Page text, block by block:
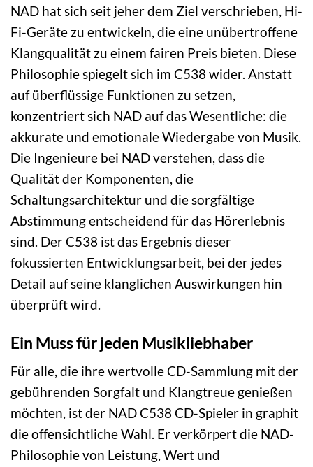
NAD hat sich seit jeher dem Ziel verschrieben, Hi-
Fi-Geräte zu entwickeln, die eine unübertroffene
Klangqualität zu einem fairen Preis bieten. Diese
Philosophie spiegelt sich im C538 wider. Anstatt
auf überflüssige Funktionen zu setzen,
konzentriert sich NAD auf das Wesentliche: die
akkurate und emotionale Wiedergabe von Musik.
Die Ingenieure bei NAD verstehen, dass die
Qualität der Komponenten, die
Schaltungsarchitektur und die sorgfältige
Abstimmung entscheidend für das Hörerlebnis
sind. Der C538 ist das Ergebnis dieser
fokussierten Entwicklungsarbeit, bei der jedes
Detail auf seine klanglichen Auswirkungen hin
überprüft wird.
Ein Muss für jeden Musikliebhaber
Für alle, die ihre wertvolle CD-Sammlung mit der
gebührenden Sorgfalt und Klangtreue genießen
möchten, ist der NAD C538 CD-Spieler in graphit
die offensichtliche Wahl. Er verkörpert die NAD-
Philosophie von Leistung, Wert und